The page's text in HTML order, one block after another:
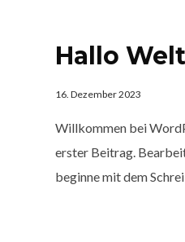
Hallo
16. Dezember 2023
Willkommen bei
erster Beitrag.
beginne mit dem